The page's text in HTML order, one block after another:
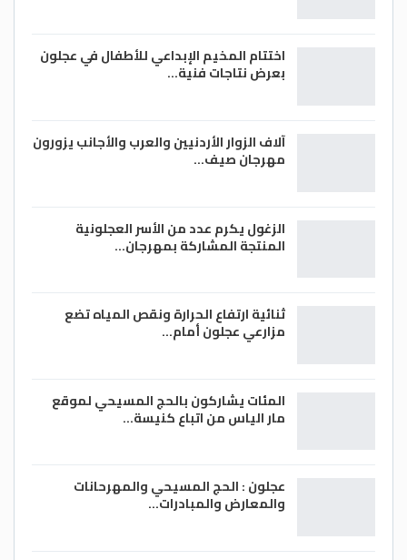
اختتام المخيم الإبداعي للأطفال في عجلون
بعرض نتاجات فنية…
آلاف الزوار الأردنيين والعرب والأجانب يزورون
مهرجان صيف…
الزغول يكرم عدد من الأسر العجلونية
المنتجة المشاركة بمهرجان…
ثنائية ارتفاع الحرارة ونقص المياه تضع
مزارعي عجلون أمام…
المئات يشاركون بالحج المسيحي لموقع
مار الياس من اتباع كنيسة…
عجلون : الحج المسيحي والمهرحانات
والمعارض والمبادرات…